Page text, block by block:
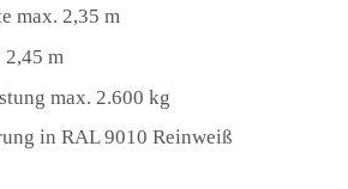
max. 2,35 m
2,45 m
max. 2.600 kg
in RAL 9010 Reinweiß